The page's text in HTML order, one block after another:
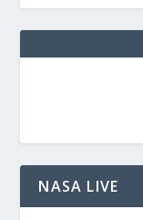
NASA LIVE